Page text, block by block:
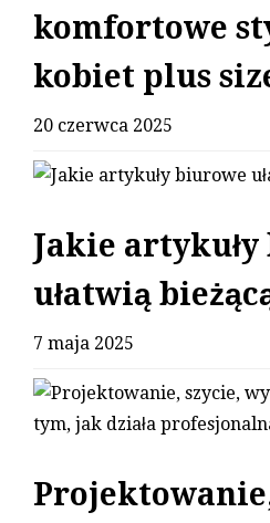
komfortowe
kobiet plus
20 czerwca 2025
Jakie
ułatwią
7 maja 2025